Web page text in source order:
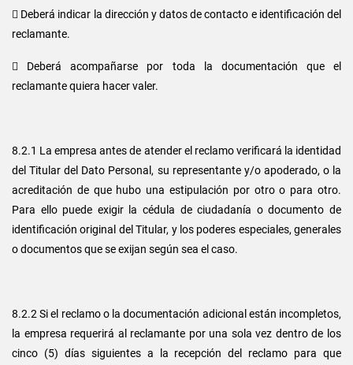
 Deberá indicar la dirección y datos de contacto e identificación del
reclamante.
 Deberá acompañarse por toda la documentación que el
reclamante quiera hacer valer.
8.2.1 La empresa antes de atender el reclamo verificará la identidad
del Titular del Dato Personal, su representante y/o apoderado, o la
acreditación de que hubo una estipulación por otro o para otro.
Para ello puede exigir la cédula de ciudadanía o documento de
identificación original del Titular, y los poderes especiales, generales
o documentos que se exijan según sea el caso.
8.2.2 Si el reclamo o la documentación adicional están incompletos,
la empresa requerirá al reclamante por una sola vez dentro de los
cinco (5) días siguientes a la recepción del reclamo para que